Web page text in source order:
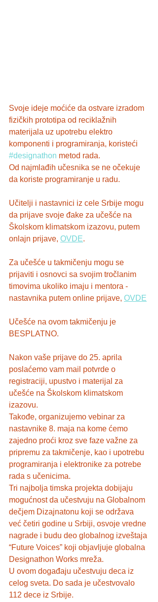
Svoje ideje moćiće da ostvare izradom
fizičkih prototipa od reciklažnih
materijala uz upotrebu elektro
komponenti i programiranja, koristeći
#designathon metod rada.
Od najmlađih učesnika se ne očekuje
da koriste programiranje u radu.
Učitelji i nastavnici iz cele Srbije mogu
da prijave svoje đake za učešće na
Školskom klimatskom izazovu, putem
onlajn prijave, OVDE.
Za učešće u takmičenju mogu se
prijaviti i osnovci sa svojim tročlanim
timovima ukoliko imaju i mentora -
nastavnika putem online prijave, OVDE
Učešće na ovom takmičenju je
BESPLATNO.
Nakon vaše prijave do 25. aprila
poslaćemo vam mail potvrde o
registraciji, upustvo i materijal za
učešće na Školskom klimatskom
izazovu.
Takođe, organizujemo vebinar za
nastavnike 8. maja na kome ćemo
zajedno proći kroz sve faze važne za
pripremu za takmičenje, kao i upotrebu
programiranja i elektronike za potrebe
rada s učenicima.
Tri najbolja timska projekta dobijaju
mogućnost da učestvuju na Globalnom
dečjem Dizajnatonu koji se održava
već četiri godine u Srbiji, osvoje vredne
nagrade i budu deo globalnog izveštaja
“Future Voices” koji objavljuje globalna
Designathon Works mreža.
U ovom događaju učestvuju deca iz
celog sveta. Do sada je učestvovalo
112 dece iz Srbije.